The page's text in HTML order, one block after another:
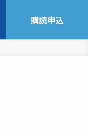
購読申込